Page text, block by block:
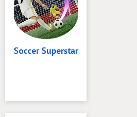
Soccer Superstar